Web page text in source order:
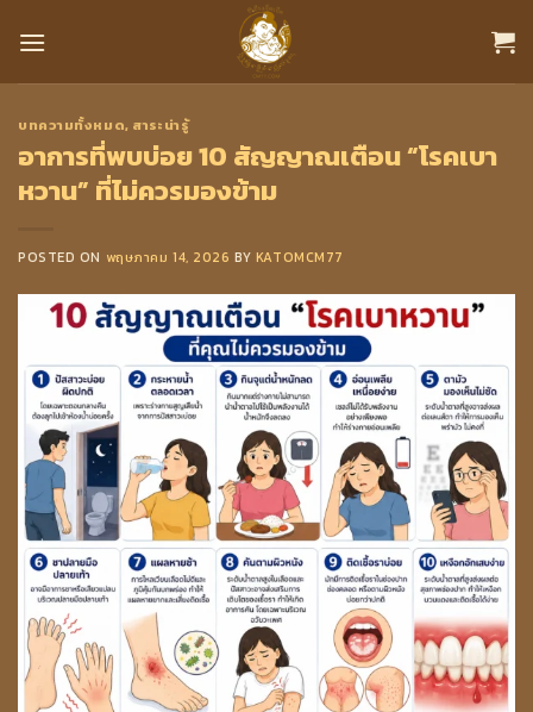
บทความทั้งหมด, สาระน่ารู้
อาการที่พบบ่อย 10 สัญญาณเตือน “โรคเบา
หวาน” ที่ไม่ควรมองข้าม
POSTED ON พฤษภาคม 14, 2026 BY KATOMCM77